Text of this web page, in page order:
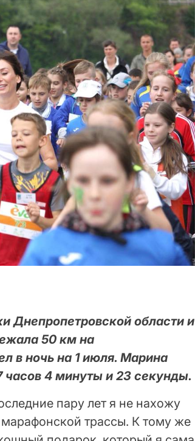
Днепропетровской области и
50 км на
в ночь на 1 июля. Марина
часов 4 минуты и 23 секунды.
пару лет я не нахожу
трассы. К тому же